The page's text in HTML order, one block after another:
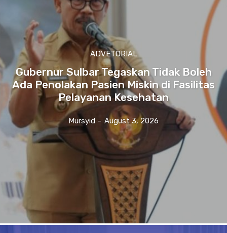
ADVETORIAL
Gubernur Sulbar Tegaskan Tidak Boleh
Ada Penolakan Pasien Miskin di Fasilitas
Pelayanan Kesehatan
Mursyid - August 3, 2026